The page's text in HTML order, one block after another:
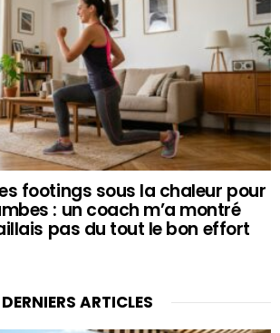
footings sous la chaleur pour
: un coach m’a montré
pas du tout le bon effort
DERNIERS ARTICLES